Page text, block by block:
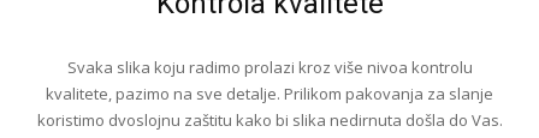
Svaka slika koju radimo prolazi kroz više nivoa kontrolu
kvalitete, pazimo na sve detalje. Prilikom pakovanja za slanje
koristimo dvoslojnu zaštitu kako bi slika nedirnuta došla do Vas.